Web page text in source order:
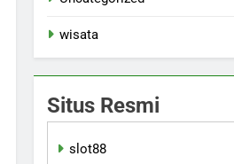
wisata
Situs Resmi
slot88